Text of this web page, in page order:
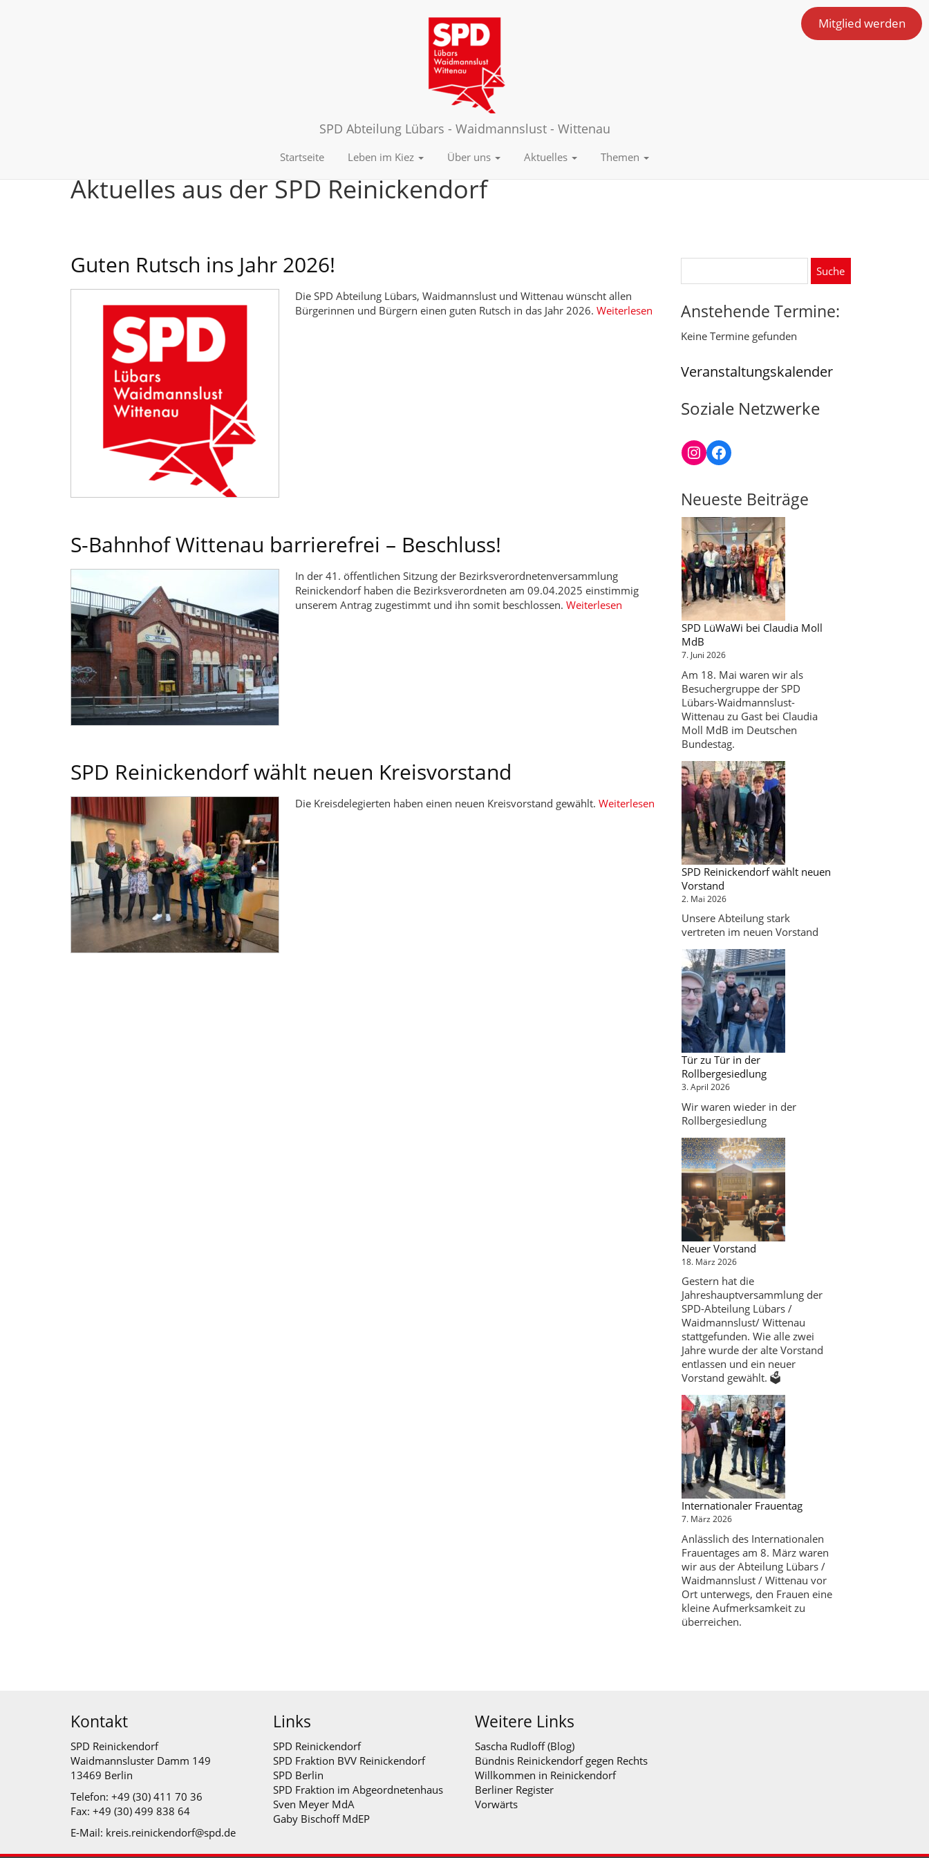
SPD Abteilung Lübars - Waidmannslust - Wittenau
Startseite Leben im Kiez Über uns Aktuelles Themen
Mitglied werden
Aktuelles aus der SPD Reinickendorf
Guten Rutsch ins Jahr 2026!
Die SPD Abteilung Lübars, Waidmannslust und Wittenau wünscht allen
Bürgerinnen und Bürgern einen guten Rutsch in das Jahr 2026. Weiterlesen
S-Bahnhof Wittenau barrierefrei – Beschluss!
In der 41. öffentlichen Sitzung der Bezirksverordnetenversammlung
Reinickendorf haben die Bezirksverordneten am 09.04.2025 einstimmig
unserem Antrag zugestimmt und ihn somit beschlossen. Weiterlesen
SPD Reinickendorf wählt neuen Kreisvorstand
Die Kreisdelegierten haben einen neuen Kreisvorstand gewählt. Weiterlesen
Anstehende Termine:
Keine Termine gefunden
Veranstaltungskalender
Soziale Netzwerke
Instagram
Facebook
Neueste Beiträge
SPD LüWaWi bei Claudia Moll
MdB
7. Juni 2026
Am 18. Mai waren wir als
Besuchergruppe der SPD
Lübars-Waidmannslust-
Wittenau zu Gast bei Claudia
Moll MdB im Deutschen
Bundestag.
SPD Reinickendorf wählt neuen
Vorstand
2. Mai 2026
Unsere Abteilung stark
vertreten im neuen Vorstand
Tür zu Tür in der
Rollbergesiedlung
3. April 2026
Wir waren wieder in der
Rollbergesiedlung
Neuer Vorstand
18. März 2026
Gestern hat die
Jahreshauptversammlung der
SPD-Abteilung Lübars /
Waidmannslust/ Wittenau
stattgefunden. Wie alle zwei
Jahre wurde der alte Vorstand
entlassen und ein neuer
Vorstand gewählt. 🗳️
Internationaler Frauentag
7. März 2026
Anlässlich des Internationalen
Frauentages am 8. März waren
wir aus der Abteilung Lübars /
Waidmannslust / Wittenau vor
Ort unterwegs, den Frauen eine
kleine Aufmerksamkeit zu
überreichen.
Kontakt
SPD Reinickendorf
Waidmannsluster Damm 149
13469 Berlin
Telefon: +49 (30) 411 70 36
Fax: +49 (30) 499 838 64
E-Mail: kreis.reinickendorf@spd.de
Links
SPD Reinickendorf
SPD Fraktion BVV Reinickendorf
SPD Berlin
SPD Fraktion im Abgeordnetenhaus
Sven Meyer MdA
Gaby Bischoff MdEP
Weitere Links
Sascha Rudloff (Blog)
Bündnis Reinickendorf gegen Rechts
Willkommen in Reinickendorf
Berliner Register
Vorwärts